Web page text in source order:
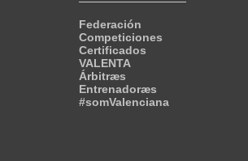
Federación
Competiciones
Certificados
VALENTA
Árbitræs
Entrenadoræs
#somValenciana